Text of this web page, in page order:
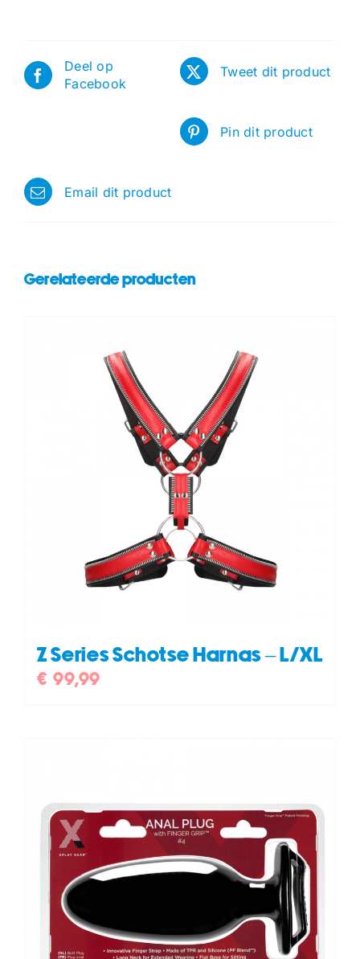
Deel op
Facebook
Tweet dit product
Pin dit product
Email dit product
Gerelateerde producten
Z Series Schotse Harnas – L/XL
€ 99,99